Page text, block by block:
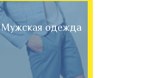
Мужская одежда